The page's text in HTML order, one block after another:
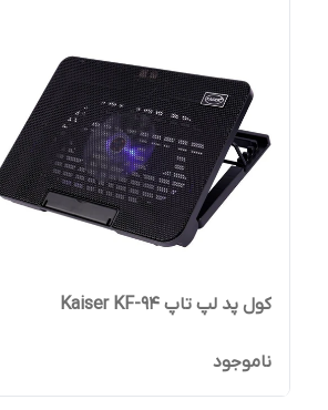
کول پد لپ تاپ Kaiser KF-94
ناموجود